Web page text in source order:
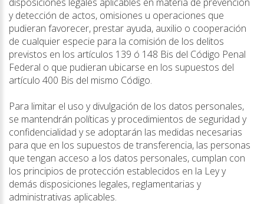
y detección de actos, omisiones u operaciones que
pudieran favorecer, prestar ayuda, auxilio o cooperación
de cualquier especie para la comisión de los delitos
previstos en los artículos 139 ó 148 Bis del Código Penal
Federal o que pudieran ubicarse en los supuestos del
artículo 400 Bis del mismo Código.
Para limitar el uso y divulgación de los datos personales,
se mantendrán políticas y procedimientos de seguridad y
confidencialidad y se adoptarán las medidas necesarias
para que en los supuestos de transferencia, las personas
que tengan acceso a los datos personales, cumplan con
los principios de protección establecidos en la Ley y
demás disposiciones legales, reglamentarias y
administrativas aplicables.